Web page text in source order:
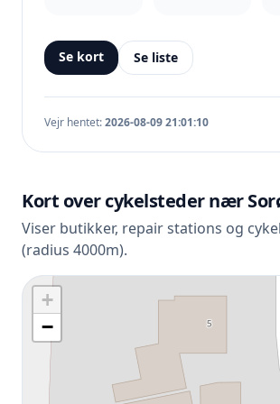
Se kort Se liste
Vejr hentet:2026-08-09 21:01:10
Kort over cykelsteder nær
Viser butikker, repair stations og
(radius 4000m).
+
−